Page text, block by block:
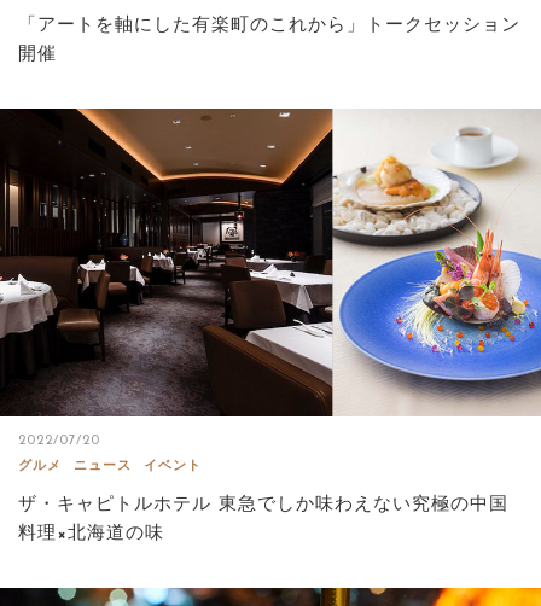
「アートを軸にした有楽町のこれから」トークセッション
開催
2022/07/20
グルメ
ニュース イベント
ザ・キャピトルホテル 東急でしか味わえない究極の中国
料理×北海道の味